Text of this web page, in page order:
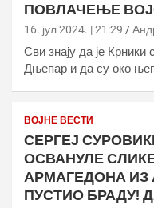
ПОВЛАЧЕЊЕ
16. јул 2024. | 21:29
Сви знају да је Крники
Дњепар и да су око
ВОЈНЕ ВЕСТИ
СЕРГЕЈ
ОСВАНУЛЕ
АРМАГЕДОНА
ПУСТИО БРАДУ!